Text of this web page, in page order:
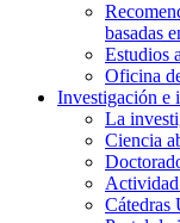
basadas
Estudios
Oficina
Investigación e
La
Ciencia
Actividad
Cátedras